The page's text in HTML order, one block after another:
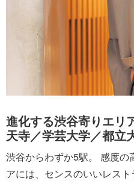
進化する渋谷寄りエリ
天寺／学芸大学／都立
渋谷からわずか5駅。 感度の
アには、センスのいいレス